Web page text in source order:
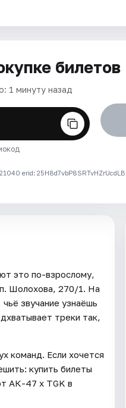
билетов
1 минуту назад
erid: 25H8d7vbP8SRTvHZrUcdLB
это по-взрослому,
Шолохова, 270/1. На
звучание узнаёшь
треки так,
команд. Если хочется
купить билеты
АК-47 х TGK в